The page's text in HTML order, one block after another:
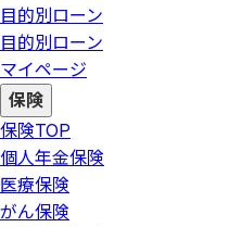
目的別ローン
目的別ローン
マイページ
保険
保険TOP
個人年金保険
医療保険
がん保険